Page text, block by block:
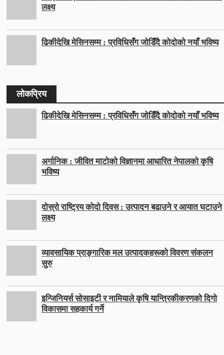
लक्ष्य
ढिकीदेखि मेसिनसम्म : प्रविधिसँग जोडिँदै कोदोको नयाँ भविष्य
लोकप्रिय
ढिकीदेखि मेसिनसम्म : प्रविधिसँग जोडिँदै कोदोको नयाँ भविष्य
अर्गानिक : जीवित माटोको विज्ञानमा आधारित नेपालको कृषि
भविष्य
दोस्रो राष्ट्रिय कोदो दिवस : उत्पादन बढाउने र आयात घटाउने
लक्ष्य
व्यावसायिक प्राङ्गारिक मल उत्पादकहरूको विवरण संकलन
सुरु
इन्जिनियर्स सोसाइटी र नामियाले कृषि यान्त्रिकीकरणको दिगो
विकासमा सहकार्य गर्ने